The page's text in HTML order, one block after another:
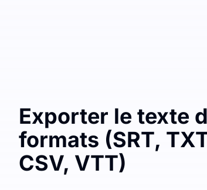
Exporter le texte
formats (SRT,
CSV, VTT)